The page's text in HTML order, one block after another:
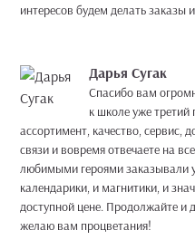
интересов будем делать заказы
Дарья Сугак
Спасибо вам
к школе уже
ассортимент, качество, сервис,
связи и вовремя отвечаете на
любимыми героями заказывали
календарики, и магнитики, и
доступной цене. Продолжайте и
желаю вам процветания!